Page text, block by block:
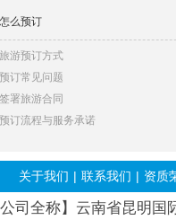
怎么预订
旅游预订方式
预订常见问题
签署旅游合同
预订流程与服务承诺
关于我们 | 联系我们 | 资质
公司全称】云南省昆明